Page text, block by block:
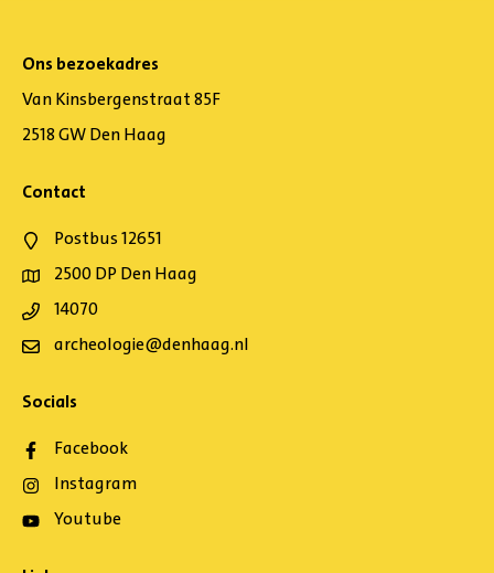
Ons bezoekadres
Van Kinsbergenstraat 85F
2518 GW Den Haag
Contact
Postbus 12651
2500 DP Den Haag
14070
archeologie@denhaag.nl
Socials
Facebook
Instagram
Youtube